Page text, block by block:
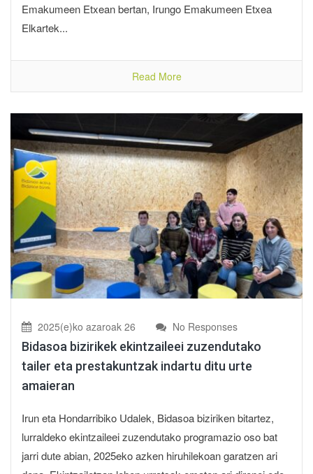
Emakumeen Etxean bertan, Irungo Emakumeen Etxea
Elkartek...
Read More
2025(e)ko azaroak 26 No Responses
Bidasoa bizirikek ekintzaileei zuzendutako
tailer eta prestakuntzak indartu ditu urte
amaieran
Irun eta Hondarribiko Udalek, Bidasoa biziriken bitartez,
lurraldeko ekintzaileei zuzendutako programazio oso bat
jarri dute abian, 2025eko azken hiruhilekoan garatzen ari